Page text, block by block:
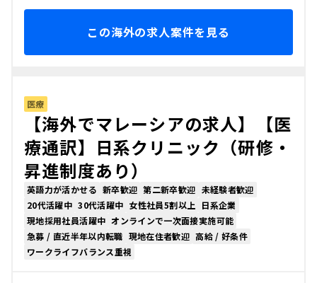
この海外の求人案件を見る
医療
【海外でマレーシアの求人】【医
療通訳】日系クリニック（研修・
昇進制度あり）
英語力が活かせる 新卒歓迎 第二新卒歓迎 未経験者歓迎
20代活躍中 30代活躍中 女性社員5割以上
日系企業
現地採用社員活躍中 オンラインで一次面接実施可能
急募 / 直近半年以内転職 現地在住者歓迎 高給 / 好条件
ワークライフバランス重視